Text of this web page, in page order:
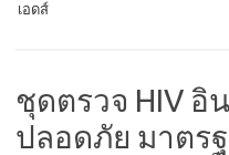
เอดส์
ชุดตรวจ HIV อิ
ปลอดภัย มาตร